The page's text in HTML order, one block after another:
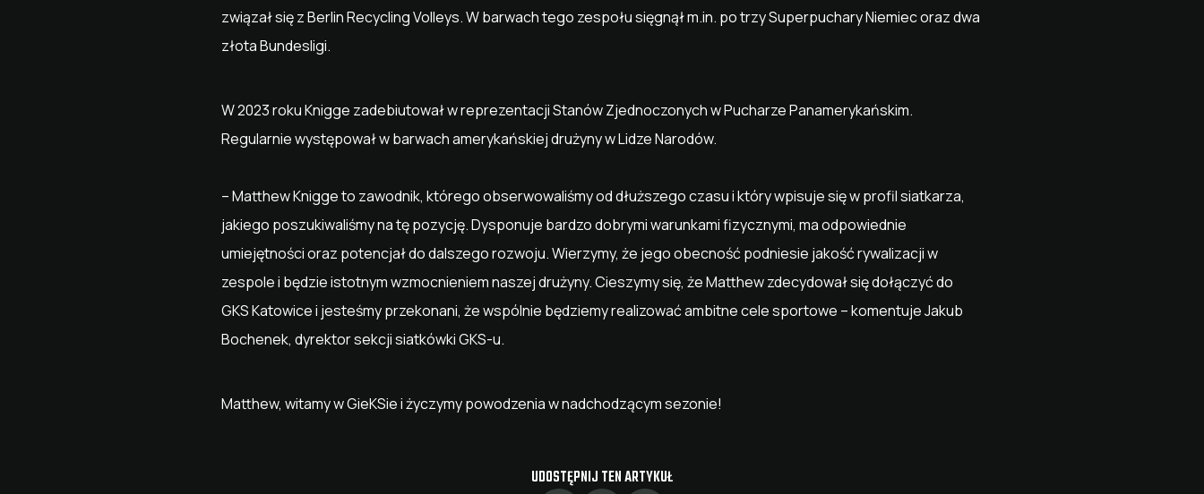
związał się z Berlin Recycling Volleys. W barwach tego zespołu sięgnął m.in. po trzy Superpuchary Niemiec oraz dwa
złota Bundesligi.
W 2023 roku Knigge zadebiutował w reprezentacji Stanów Zjednoczonych w Pucharze Panamerykańskim.
Regularnie występował w barwach amerykańskiej drużyny w Lidze Narodów.
– Matthew Knigge to zawodnik, którego obserwowaliśmy od dłuższego czasu i który wpisuje się w profil siatkarza,
jakiego poszukiwaliśmy na tę pozycję. Dysponuje bardzo dobrymi warunkami fizycznymi, ma odpowiednie
umiejętności oraz potencjał do dalszego rozwoju. Wierzymy, że jego obecność podniesie jakość rywalizacji w
zespole i będzie istotnym wzmocnieniem naszej drużyny. Cieszymy się, że Matthew zdecydował się dołączyć do
GKS Katowice i jesteśmy przekonani, że wspólnie będziemy realizować ambitne cele sportowe – komentuje Jakub
Bochenek, dyrektor sekcji siatkówki GKS-u.
Matthew, witamy w GieKSie i życzymy powodzenia w nadchodzącym sezonie!
UDOSTĘPNIJ TEN ARTYKUŁ